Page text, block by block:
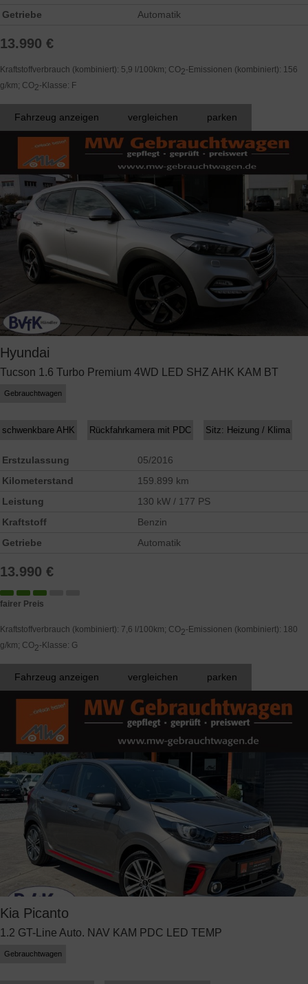
Getriebe
Automatik
13.990 €
Kraftstoffverbrauch (kombiniert): 5,9 l/100km; CO2-Emissionen (kombiniert): 156
g/km; CO2-Klasse: F
Fahrzeug anzeigen vergleichen parken
Hyundai
Tucson 1.6 Turbo Premium 4WD LED SHZ AHK KAM BT
Gebrauchtwagen
schwenkbare AHK Rückfahrkamera mit PDC Sitz: Heizung / Klima
Erstzulassung
05/2016
Kilometerstand
159.899 km
Leistung
130 kW / 177 PS
Kraftstoff
Benzin
Getriebe
Automatik
13.990 €
fairer Preis
Kraftstoffverbrauch (kombiniert): 7,6 l/100km; CO2-Emissionen (kombiniert): 180
g/km; CO2-Klasse: G
Fahrzeug anzeigen vergleichen parken
Kia Picanto
1.2 GT-Line Auto. NAV KAM PDC LED TEMP
Gebrauchtwagen